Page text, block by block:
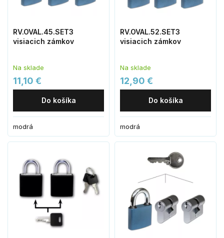
RV.OVAL.45.SET3
visiacich zámkov
Na sklade
11,10 €
Do košíka
modrá
RV.OVAL.52.SET3
visiacich zámkov
Na sklade
12,90 €
Do košíka
modrá